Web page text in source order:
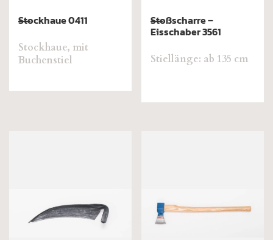
Stockhaue 0411
Stockhaue, mit
Buchenstiel
Stoßscharre –
Eisschaber 3561
Stiellänge: ab 135 cm